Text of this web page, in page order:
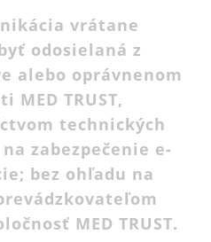
vrátane
odosielaná z
alebo oprávnenom
MED TRUST,
technických
zabezpečenie e-
bez ohľadu na
MED TRUST.